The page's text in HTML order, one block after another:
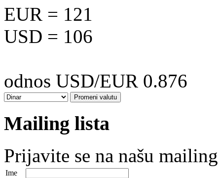
EUR = 121
USD = 106
odnos USD/EUR 0.876
Mailing lista
Prijavite se na našu
Ime